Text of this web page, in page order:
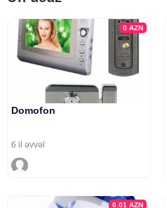
0AZN
Domofon
6 il əvvəl
0.01AZN